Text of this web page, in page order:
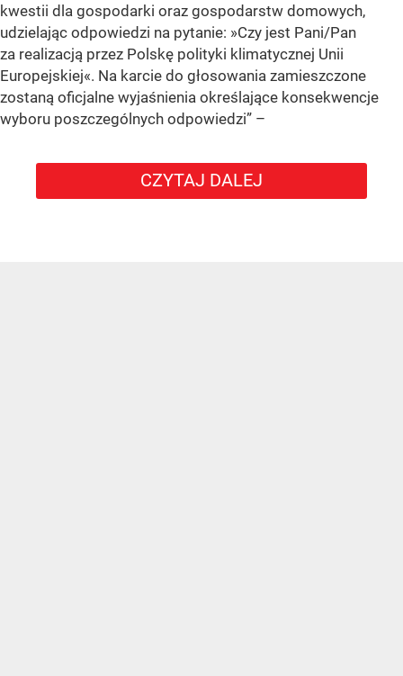
kwestii dla gospodarki oraz gospodarstw domowych,
udzielając odpowiedzi na pytanie: »Czy jest Pani/Pan
za realizacją przez Polskę polityki klimatycznej Unii
Europejskiej«. Na karcie do głosowania zamieszczone
zostaną oficjalne wyjaśnienia określające konsekwencje
wyboru poszczególnych odpowiedzi” –
CZYTAJ DALEJ